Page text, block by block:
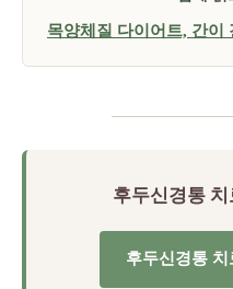
목양체질 다이어트, 간이
후두신경통
후두신경통